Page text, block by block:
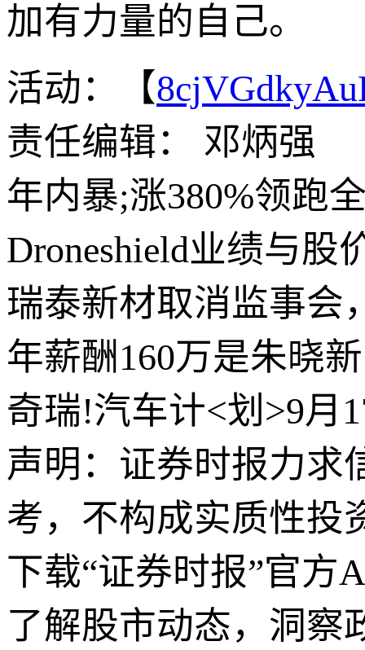
加有力量的自己。
活动：【
责任编辑： 邓炳强
年内暴;涨380%领跑
Droneshield业绩与股
瑞泰新材取消监事会
年薪酬160万是朱晓
奇瑞!汽车计<划>9月
声明：证券时报力求
考，不构成实质性投
下载“证券时报”官方
了解股市动态，洞察